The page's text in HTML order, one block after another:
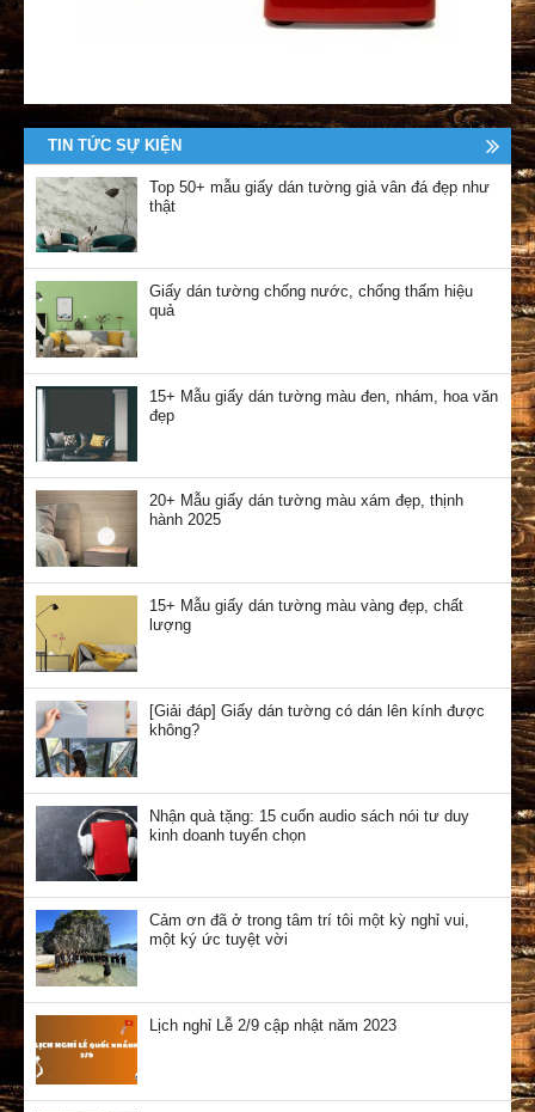
TIN TỨC SỰ KIỆN
Top 50+ mẫu giấy dán tường giả vân đá đẹp như
thật
Giấy dán tường chống nước, chống thấm hiệu
quả
15+ Mẫu giấy dán tường màu đen, nhám, hoa văn
đẹp
20+ Mẫu giấy dán tường màu xám đẹp, thịnh
hành 2025
15+ Mẫu giấy dán tường màu vàng đẹp, chất
lượng
[Giải đáp] Giấy dán tường có dán lên kính được
không?
Nhận quà tặng: 15 cuốn audio sách nói tư duy
kinh doanh tuyển chọn
Cảm ơn đã ở trong tâm trí tôi một kỳ nghỉ vui,
một ký ức tuyệt vời
Lịch nghỉ Lễ 2/9 cập nhật năm 2023